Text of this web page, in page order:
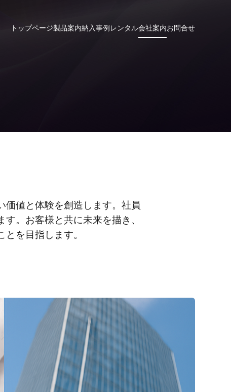
トップページ製品案内納入事例レンタル会社案内お問合せ
価値と体験を創造します。社員
。お客様と共に未来を描き、
を目指します。